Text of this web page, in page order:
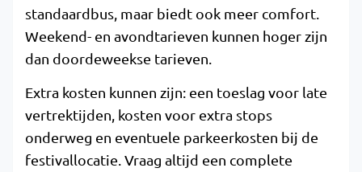
standaardbus, maar biedt ook meer comfort.
Weekend- en avondtarieven kunnen hoger zijn
dan doordeweekse tarieven.
Extra kosten kunnen zijn: een toeslag voor late
vertrektijden, kosten voor extra stops
onderweg en eventuele parkeerkosten bij de
festivallocatie. Vraag altijd een complete